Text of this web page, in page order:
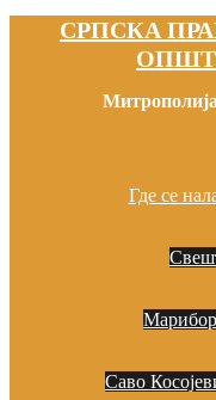
СРПСКА
Где се
Марибор
Саво